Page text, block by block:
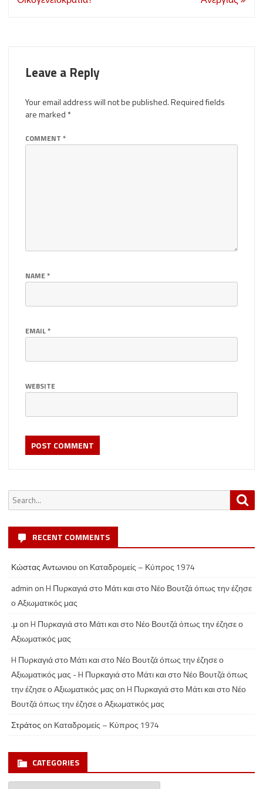
Leave a Reply
Your email address will not be published.Required fields
are marked *
COMMENT *
NAME*
EMAIL*
WEBSITE
Search
for:
RECENT COMMENTS
Κώστας Αντωνιου on Καταδρομείς – Κύπρος 1974
admin onH Πυρκαγιά στο Μάτι και στο Νέο Βουτζά όπως την έζησε
ο Αξιωματικός μας
.μ onH Πυρκαγιά στο Μάτι και στο Νέο Βουτζά όπως την έζησε ο
Αξιωματικός μας
H Πυρκαγιά στο Μάτι και στο Νέο Βουτζά όπως την έζησε ο
Αξιωματικός μας - H Πυρκαγιά στο Μάτι και στο Νέο Βουτζά όπως
την έζησε ο Αξιωματικός μας onH Πυρκαγιά στο Μάτι και στο Νέο
Βουτζά όπως την έζησε ο Αξιωματικός μας
Στράτος on Καταδρομείς – Κύπρος 1974
CATEGORIES
Categories